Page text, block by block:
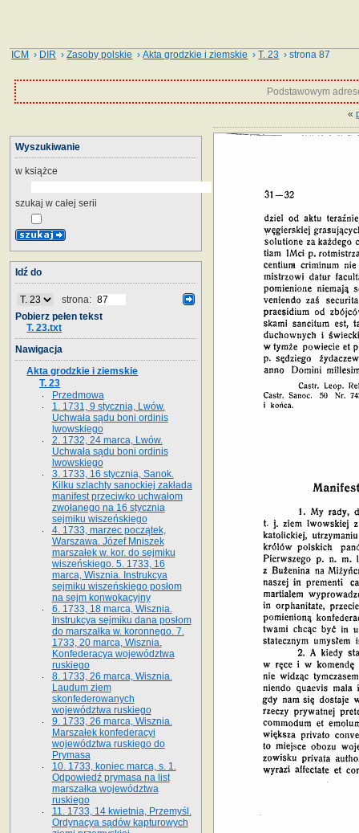
ICM › DIR ›Zasoby polskie ›Akta grodzkie i ziemskie ›T. 23 › strona 87
Podstawowym
«
Wyszukiwanie
w książce
szukaj w całej serii
Idź do
strona:
Pobierz pełen tekst
T. 23.txt
Nawigacja
Akta grodzkie i ziemskie
T. 23
Przedmowa
1. 1731, 9 stycznia, Lwów.
Uchwała sądu boni ordinis
lwowskiego
2. 1732, 24 marca, Lwów.
Uchwała sądu boni ordinis
lwowskiego
3. 1733, 16 stycznia, Sanok.
Kilku szlachty sanockiej zakłada
manifest przeciwko uchwałom
zwołanego na 16 stycz­nia
sejmiku wiszeńskiego
4. 1733, marzec początek,
Warszawa. Józef Mniszek
marszałek w. kor. do sejmiku
wiszeńskiego. 5. 1733, 16
marca, Wisznia. Instrukcya
sejmiku wiszeńskiego posłom
na sejm konwokacyjny
6. 1733, 18 marca, Wisznia.
Instrukcya sejmiku dana posłom
do marszałka w. koronnego. 7.
1733, 20 marca, Wisznia.
Konfederacya województwa
ruskiego
8. 1733, 26 marca, Wisznia.
Laudum ziem
skonfederowanych
województwa ruskiego
9. 1733, 26 marca, Wisznia.
Marszałek konfederacyi
województwa ruskiego do
Prymasa
10. 1733, koniec marca, s. 1.
Odpowiedź prymasa na list
marszałka województwa
ruskiego
11. 1733, 14 kwietnia, Przemyśl.
Ordynacya sądów kapturowych